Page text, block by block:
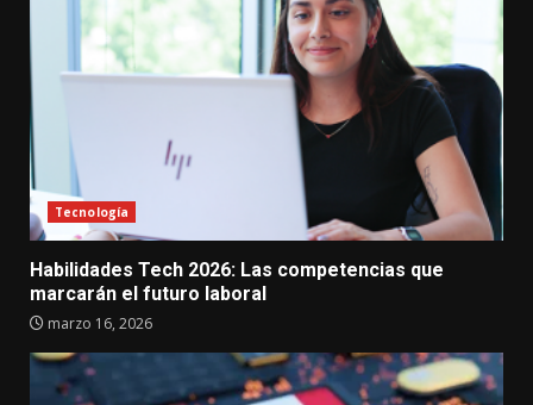
Tecnología
Habilidades Tech 2026: Las competencias que
marcarán el futuro laboral
marzo 16, 2026